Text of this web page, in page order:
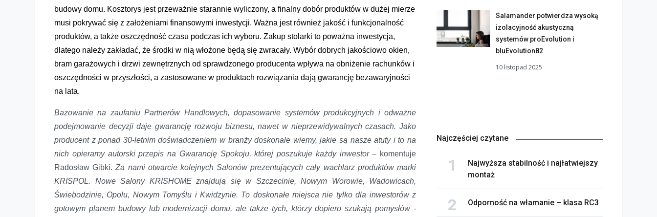
budowy domu. Kosztorys jest przeważnie starannie wyliczony, a finalny dobór produktów w dużej mierze
musi pokrywać się z założeniami finansowymi inwestycji. Ważna jest również jakość i funkcjonalność
produktów, a także oszczędność czasu podczas ich wyboru. Zakup stolarki to poważna inwestycja,
dlatego należy zakładać, że środki w nią włożone będą się zwracały. Wybór dobrych jakościowo okien,
bram garażowych i drzwi zewnętrznych od sprawdzonego producenta wpływa na obniżenie rachunków i
oszczędności w przyszłości, a zastosowane w produktach rozwiązania dają gwarancję bezawaryjności
na lata.
Bazowanie na zaufaniu Partnerów Handlowych, dopasowanie systemów produkcyjnych i odważne
podejmowanie decyzji daje gwarancję rozwoju biznesu, nawet w nieprzewidywalnych czasach. Jako
producent z ponad 30-letnim doświadczeniem w branży doskonale wiemy, jakie są nasze atuty i to na
nich opieramy autorski przepis na Gwarancję Spokoju, której poszukuje każdy inwestor– komentuje
Radosław Gibki.Za nami otwarcie kolejnych Salonów prezentujących cały wachlarz produktów marki
KRISPOL. Nowe Salony KRISHOME znajdują się w Szczecinie, Nowym Worowie, Wadowicach,
Świebodzinie, Opolu, Nowym Tomyślu i Kwidzynie. To doskonałe miejsca nie tylko dla inwestorów z
gotowym planem budowy lub modernizacji domu, ale także tych, którzy dopiero szukają pomysłów -
Salamander potwierdza wysoką
izolacyjność akustyczną
systemów proEvolution i
bluEvolution82
10 listopad 2025
Najczęściej czytane
Najwyższa stabilność i najłatwiejszy
montaż
Odporność na włamanie – klasa RC3